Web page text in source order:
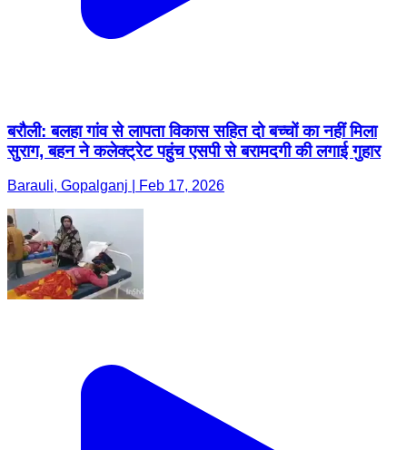
बरौली: बलहा गांव से लापता विकास सहित दो बच्चों का नहीं मिला
सुराग, बहन ने कलेक्ट्रेट पहुंच एसपी से बरामदगी की लगाई गुहार
Barauli, Gopalganj | Feb 17, 2026